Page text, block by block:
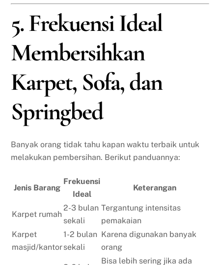
5. Frekuensi Ideal
Membersihkan
Karpet, Sofa, dan
Springbed
Banyak orang tidak tahu kapan waktu terbaik untuk
melakukan pembersihan. Berikut panduannya:
Jenis Barang
Frekuensi
Ideal
Keterangan
Karpet rumah
2-3 bulan
sekali
Tergantung intensitas
pemakaian
Karpet
masjid/kantor
1-2 bulan
sekali
Karena digunakan banyak
orang
Bisa lebih sering jika ada